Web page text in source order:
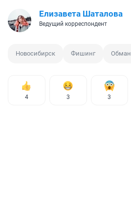
Елизавета Шаталова
Ведущий корреспондент
Новосибирск Фишинг Обман
4 3 3